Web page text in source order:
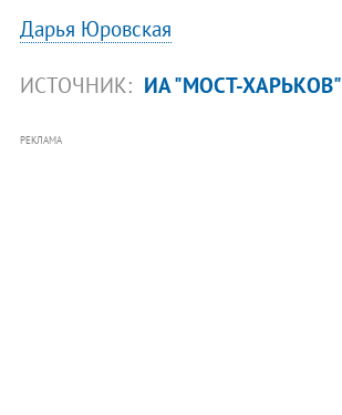
Дарья Юровская
ИСТОЧНИК: ИА "МОСТ-ХАРЬКОВ"
РЕКЛАМА